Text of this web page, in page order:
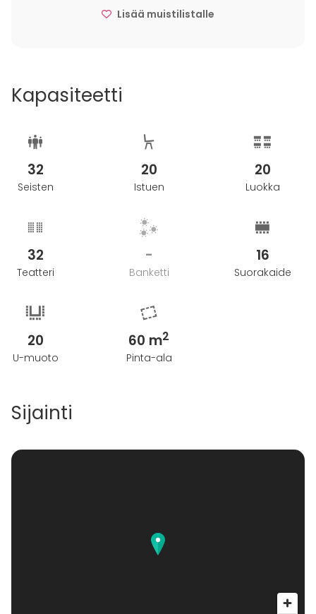
Lisää muistilistalle
Kapasiteetti
32
Seisten
20
Istuen
20
Luokka
32
Teatteri
-
Banketti
16
Suorakaide
20
U-muoto
60 m2
Pinta-ala
Sijainti